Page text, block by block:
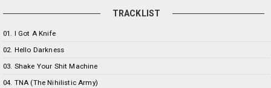
TRACKLIST
01. I Got A Knife
02. Hello Darkness
03. Shake Your Shit Machine
04. TNA (The Nihilistic Army)